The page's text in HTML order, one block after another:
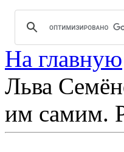
На главную
Льва
им самим.